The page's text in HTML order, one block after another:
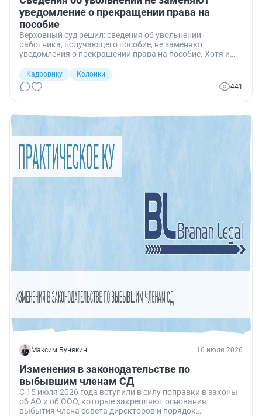
уведомление о прекращении права на
пособие
Верховный суд решил: сведения об увольнении
работника, получающего пособие, не заменяют
уведомления о прекращении права на пособие. Хотя и
Кадровику
Колонки
441
Максим Бунякин 16 июля 2026
Изменения в законодательстве по
выбывшим членам СД
С 15 июля 2026 года вступили в силу поправки в законы
об АО и об ООО, которые закрепляют основания
выбытия члена совета директоров и порядок